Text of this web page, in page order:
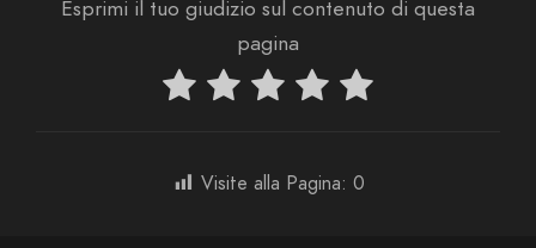
Esprimi il tuo giudizio sul contenuto di questa
pagina
Visite alla Pagina: 0